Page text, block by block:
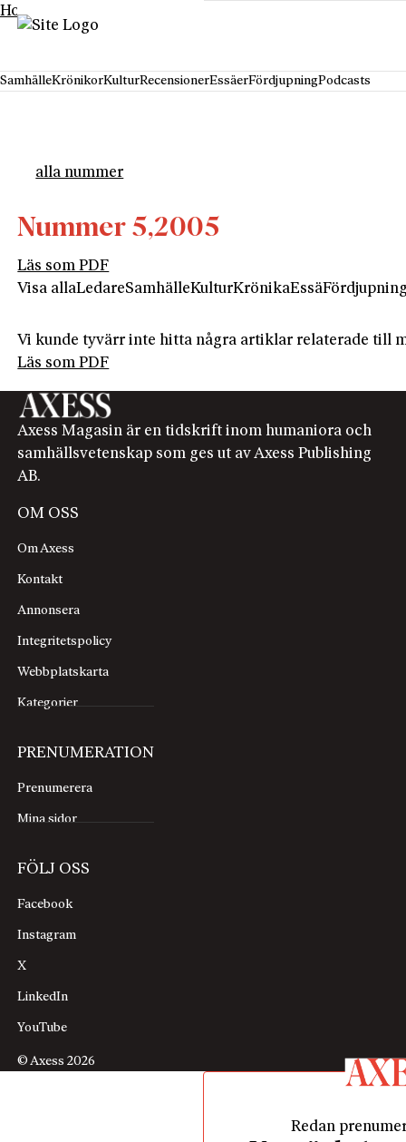
Hoppa till innehåll
SamhälleKrönikorKulturRecensionerEssäerFördjupningPodcasts
alla nummer
Nummer 5,2005
Läs som PDF
Visa allaLedareSamhälleKulturKrönikaEssä
Vi kunde tyvärr inte hitta några artiklar relaterade till
Läs som PDF
Axess Magasin är en tidskrift inom humaniora och
samhällsvetenskap som ges ut av Axess Publishing
AB.
OM OSS
Om Axess
Kontakt
Annonsera
Integritetspolicy
Webbplatskarta
Kategorier
PRENUMERATION
Prenumerera
Mina sidor
FÖLJ OSS
Facebook
Instagram
X
LinkedIn
YouTube
© Axess 2026
Redan